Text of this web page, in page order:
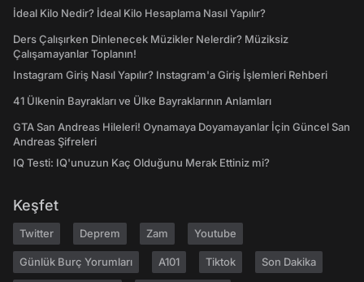
İdeal Kilo Nedir? İdeal Kilo Hesaplama Nasıl Yapılır?
Ders Çalışırken Dinlenecek Müzikler Nelerdir? Müziksiz
Çalışamayanlar Toplanın!
Instagram Giriş Nasıl Yapılır? Instagram'a Giriş İşlemleri Rehberi
41 Ülkenin Bayrakları ve Ülke Bayraklarının Anlamları
GTA San Andreas Hileleri! Oynamaya Doyamayanlar İçin Güncel San
Andreas Şifreleri
IQ Testi: IQ'unuzun Kaç Olduğunu Merak Ettiniz mi?
Keşfet
Twitter Deprem Zam Youtube
Günlük Burç Yorumları A101 Tiktok Son Dakika